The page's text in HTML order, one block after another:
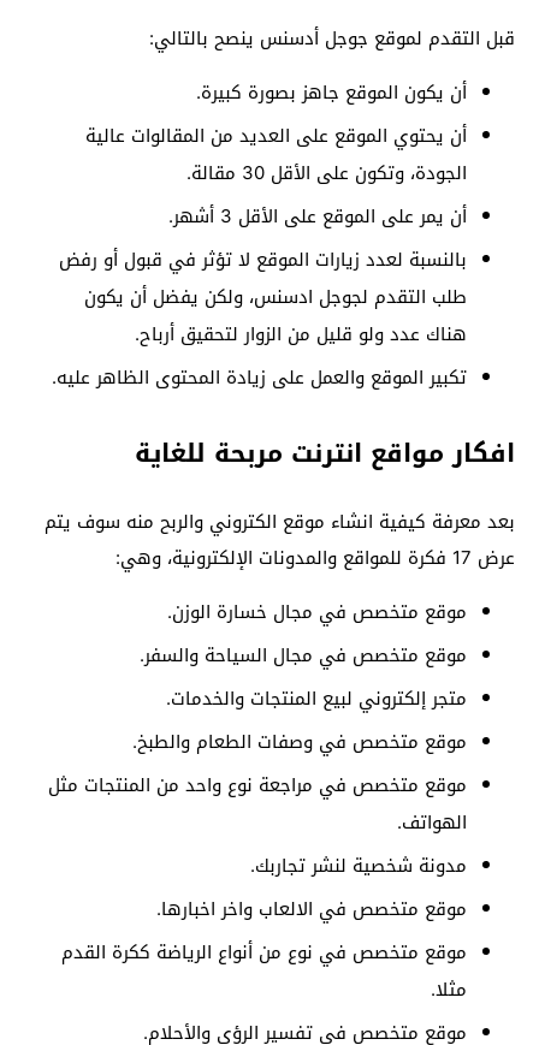
قبل التقدم لموقع جوجل أدسنس ينصح بالتالي:
أن يكون الموقع جاهز بصورة كبيرة.
أن يحتوي الموقع على العديد من المقالوات عالية
الجودة، وتكون على الأقل 30 مقالة.
أن يمر على الموقع على الأقل 3 أشهر.
بالنسبة لعدد زيارات الموقع لا تؤثر في قبول أو رفض
طلب التقدم لجوجل ادسنس، ولكن يفضل أن يكون
هناك عدد ولو قليل من الزوار لتحقيق أرباح.
تكبير الموقع والعمل على زيادة المحتوى الظاهر عليه.
افكار مواقع انترنت مربحة للغاية
بعد معرفة كيفية انشاء موقع الكتروني والربح منه سوف يتم
عرض 17 فكرة للمواقع والمدونات الإلكترونية، وهي:
موقع متخصص في مجال خسارة الوزن.
موقع متخصص في مجال السياحة والسفر.
متجر إلكتروني لبيع المنتجات والخدمات.
موقع متخصص في وصفات الطعام والطبخ.
موقع متخصص في مراجعة نوع واحد من المنتجات مثل
الهواتف.
مدونة شخصية لنشر تجاربك.
موقع متخصص في الالعاب واخر اخبارها.
موقع متخصص في نوع من أنواع الرياضة ككرة القدم
مثلا.
موقع متخصص في تفسير الرؤى والأحلام.